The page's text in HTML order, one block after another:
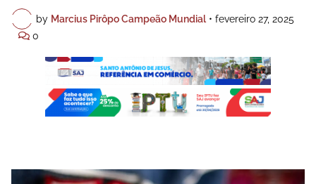
by Marcius Pirôpo Campeão Mundial • fevereiro 27, 2025
0